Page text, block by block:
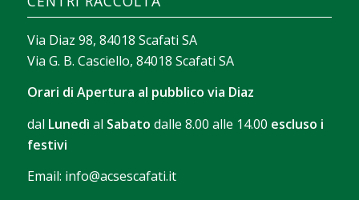
l’exploration sans perdre de temps.
Via Diaz 98, 84018 Scafati SA
Via G. B. Casciello, 84018 Scafati SA
Orari di Apertura al pubblico via Diaz
dal Lunedì al Sabato dalle 8.00 alle 14.00 escluso i
festivi
Email: info@acsescafati.it